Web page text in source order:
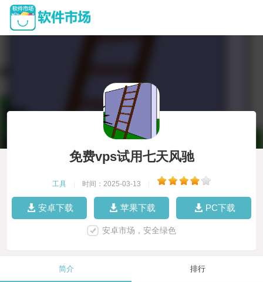
免费vps试用七天风驰
工具 时间：2025-03-13
安卓下载 苹果下载 PC下载
安卓市场，安全绿色
简介 排行